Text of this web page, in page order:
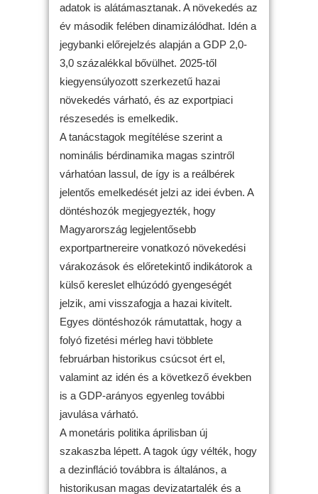
adatok is alátámasztanak. A növekedés az
év második felében dinamizálódhat. Idén a
jegybanki előrejelzés alapján a GDP 2,0-
3,0 százalékkal bővülhet. 2025-től
kiegyensúlyozott szerkezetű hazai
növekedés várható, és az exportpiaci
részesedés is emelkedik.
A tanácstagok megítélése szerint a
nominális bérdinamika magas szintről
várhatóan lassul, de így is a reálbérek
jelentős emelkedését jelzi az idei évben. A
döntéshozók megjegyezték, hogy
Magyarország legjelentősebb
exportpartnereire vonatkozó növekedési
várakozások és előretekintő indikátorok a
külső kereslet elhúzódó gyengeségét
jelzik, ami visszafogja a hazai kivitelt.
Egyes döntéshozók rámutattak, hogy a
folyó fizetési mérleg havi többlete
februárban historikus csúcsot ért el,
valamint az idén és a következő években
is a GDP-arányos egyenleg további
javulása várható.
A monetáris politika áprilisban új
szakaszba lépett. A tagok úgy vélték, hogy
a dezinfláció továbbra is általános, a
historikusan magas devizatartalék és a